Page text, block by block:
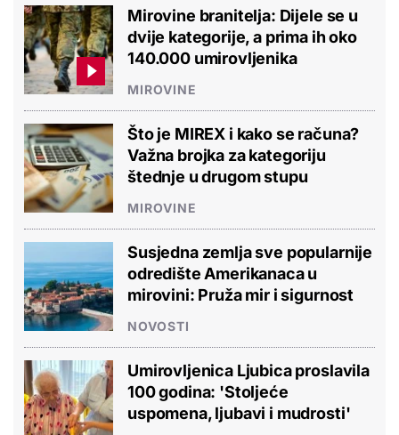
Mirovine branitelja: Dijele se u
dvije kategorije, a prima ih oko
140.000 umirovljenika
MIROVINE
Što je MIREX i kako se računa?
Važna brojka za kategoriju
štednje u drugom stupu
MIROVINE
Susjedna zemlja sve popularnije
odredište Amerikanaca u
mirovini: Pruža mir i sigurnost
NOVOSTI
Umirovljenica Ljubica proslavila
100 godina: 'Stoljeće
uspomena, ljubavi i mudrosti'